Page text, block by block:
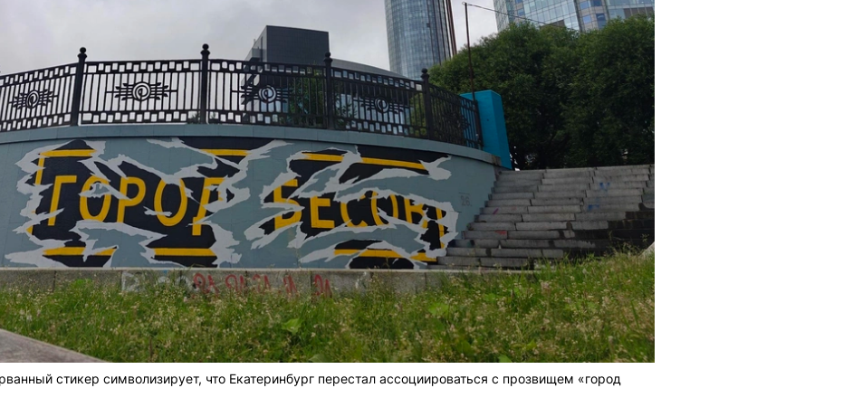
стикер символизирует, что Екатеринбург перестал ассоциироваться с прозвищем «город